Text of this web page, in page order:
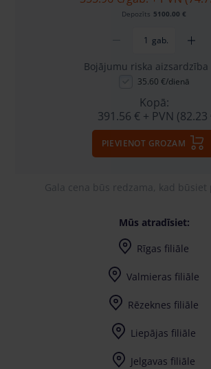
Depozīts 5100.00 €
gab.
Bojājumu riska aizsardzība
35.60 €/dienā
Kopā:
391.56 € + PVN (82.23
PIEVIENOT GROZAM
Gala cena būs redzama, kad būsiet
Mūs atradīsiet:
Rīgas filiāle
Valmieras filiāle
Rēzeknes filiāle
Liepājas filiāle
Jelgavas filiāle